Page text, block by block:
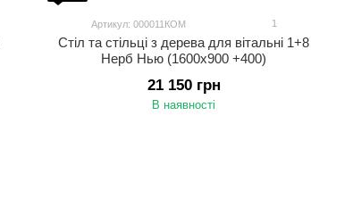
Артикул: 000011КОМ 1
Стіл та стільці з дерева для вітальні 1+8
Нерб Нью (1600х900 +400)
21 150 грн
В наявності